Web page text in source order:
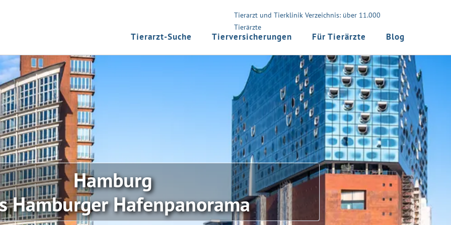
Tierarzt und Tierklinik Verzeichnis: über 11.000
Tierärzte
Tierarzt-Suche Tierversicherungen Für Tierärzte Blog
Hamburg
Hamburger Hafenpanorama